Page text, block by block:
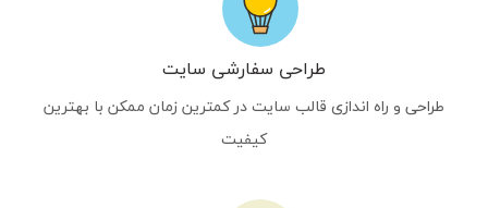
طراحی سفارشی سایت
طراحی و راه اندازی قالب سایت در کمترین زمان ممکن با بهترین
کیفیت